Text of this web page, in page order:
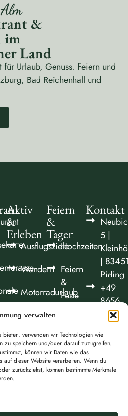
verwalten
verwenden wir Technologien wie
zu speichern und/oder darauf zuzugreifen.
können wir Daten wie das
auf dieser Website verarbeiten. Wenn du
zurückziehst, können bestimmte Merkmale
&
im
Land
für Urlaub, Genuss, Feiern und
Bad Reichenhall und
Aktiv
&
Erleben
Ausflugsziele
Wandern
Motorradurlaub
Fahrradfahren
Spiel &
Sportpark
Feiern
&
Tagen
Hochzeiten
Feiern
&
Feste
&
Tagungen
Kontakt
5 |
|
Piding
+49
8656
700
&